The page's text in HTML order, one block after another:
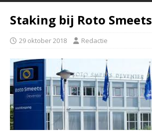
Staking bij Roto Smeets
29 oktober 2018 Redactie